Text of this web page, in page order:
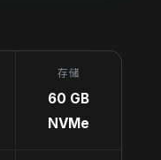
存储
60 GB
NVMe